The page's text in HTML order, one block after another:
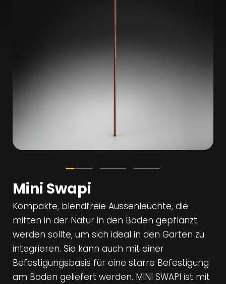
Mini Swapi
Kompakte, blendfreie Aussenleuchte, die
mitten in der Natur in den Boden gepflanzt
werden sollte, um sich ideal in den Garten zu
integrieren. Sie kann auch mit einer
Befestigungsbasis für eine starre Befestigung
am Boden geliefert werden. MINI SWAPI ist mit